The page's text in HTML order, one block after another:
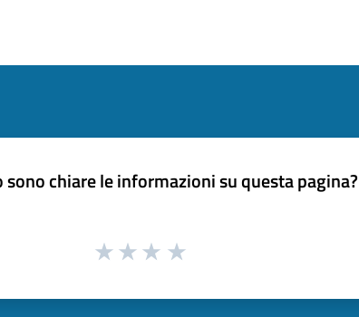
sono chiare le informazioni su questa pagina?